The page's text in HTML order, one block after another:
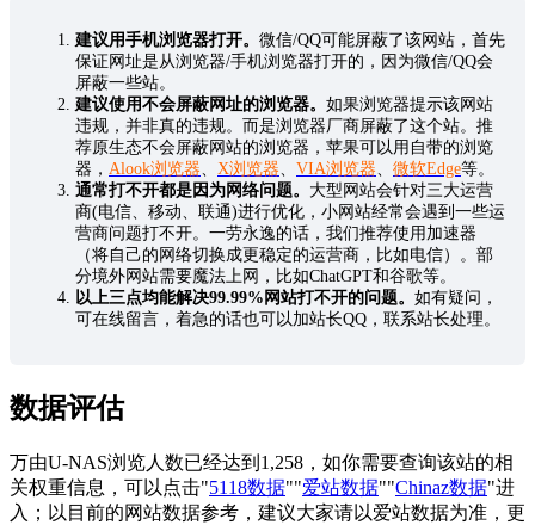
建议用手机浏览器打开。 微信/QQ可能屏蔽了该网站，首先
保证网址是从浏览器/手机浏览器打开的，因为微信/QQ会
屏蔽一些站。
建议使用不会屏蔽网址的浏览器。 如果浏览器提示该网站
违规，并非真的违规。而是浏览器厂商屏蔽了这个站。推
荐原生态不会屏蔽网站的浏览器，苹果可以用自带的浏览
器， Alook浏览器、 X浏览器、 VIA浏览器、 微软Edge等。
通常打不开都是因为网络问题。 大型网站会针对三大运营
商(电信、移动、联通)进行优化，小网站经常会遇到一些运
营商问题打不开。一劳永逸的话，我们推荐使用加速器
（将自己的网络切换成更稳定的运营商，比如电信）。部
分境外网站需要魔法上网，比如ChatGPT和谷歌等。
以上三点均能解决99.99%网站打不开的问题。 如有疑问，
可在线留言，着急的话也可以加站长QQ，联系站长处理。
数据评估
万由U-NAS浏览人数已经达到1,258，如你需要查询该站的相
关权重信息，可以点击"5118数据""爱站数据""Chinaz数据"进
入；以目前的网站数据参考，建议大家请以爱站数据为准，更